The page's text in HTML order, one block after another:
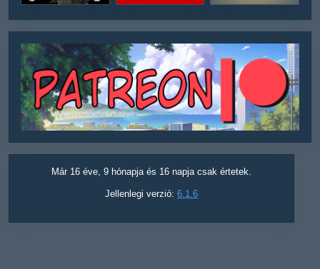
Már 16 éve, 9 hónapja és 16 napja csak értetek.
Jellenlegi verzió: 6.1.6